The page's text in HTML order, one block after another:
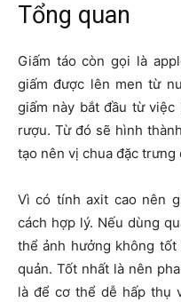
Tổng quan
Giấm táo còn gọi là
giấm được lên men từ
giấm này bắt đầu từ
rượu. Từ đó sẽ hình
tạo nên vị chua đặc trưng
Vì có tính axit cao nên
cách hợp lý. Nếu dùng
thể ảnh hưởng không
quản. Tốt nhất là nên
là để cơ thể dễ hấp thụ